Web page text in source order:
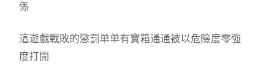
係
這遊戲戰敗的懲罰单单有寶箱通通被以危險度零強
度打開